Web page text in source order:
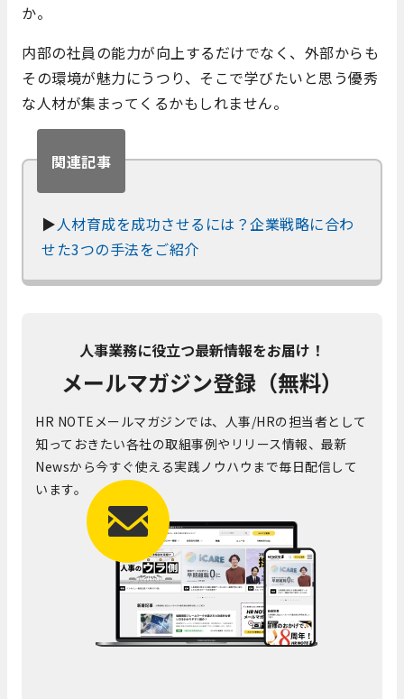
か。
内部の社員の能力が向上するだけでなく、外部からも
その環境が魅力にうつり、そこで学びたいと思う優秀
な人材が集まってくるかもしれません。
関連記事
▶人材育成を成功させるには？企業戦略に合わ
せた3つの手法をご紹介
人事業務に役立つ最新情報をお届け！
メールマガジン登録（無料）
HR NOTEメールマガジンでは、人事/HRの担当者として
知っておきたい各社の取組事例やリリース情報、最新
Newsから今すぐ使える実践ノウハウまで毎日配信して
います。